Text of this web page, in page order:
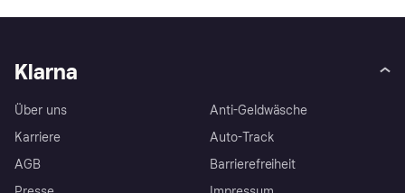
Klarna
Über uns
Karriere
AGB
Anti-Geldwäsche
Auto-Track
Barrierefreiheit